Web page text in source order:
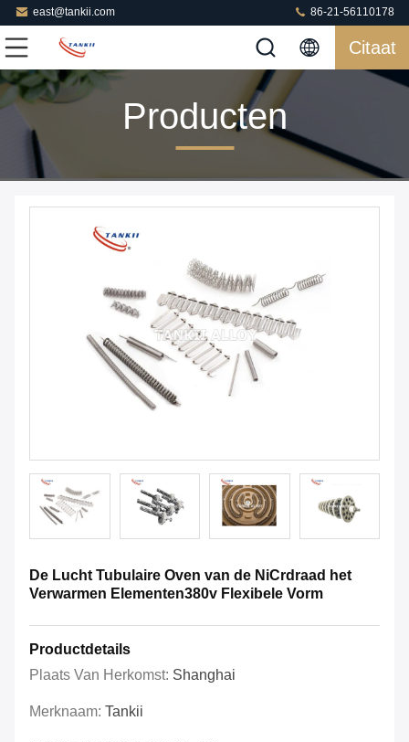
east@tankii.com 86-21-56110178
Citaat
Producten
De Lucht Tubulaire Oven van de NiCrdraad het
Verwarmen Elementen380v Flexibele Vorm
Productdetails
Plaats Van Herkomst: Shanghai
Merknaam: Tankii